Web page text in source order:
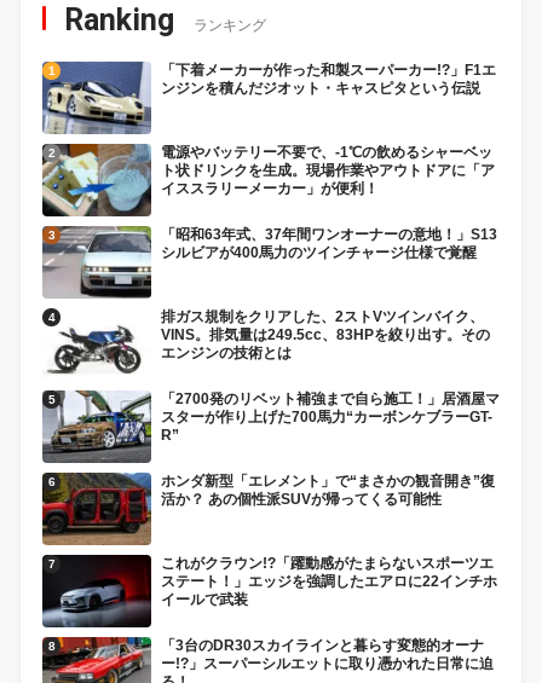
Ranking ランキング
「下着メーカーが作った和製スーパーカー!?」F1エ
ンジンを積んだジオット・キャスピタという伝説
電源やバッテリー不要で、-1℃の飲めるシャーベッ
ト状ドリンクを生成。現場作業やアウトドアに「ア
イススラリーメーカー」が便利！
「昭和63年式、37年間ワンオーナーの意地！」S13
シルビアが400馬力のツインチャージ仕様で覚醒
排ガス規制をクリアした、2ストVツインバイク、
VINS。排気量は249.5cc、83HPを絞り出す。その
エンジンの技術とは
「2700発のリベット補強まで自ら施工！」居酒屋マ
スターが作り上げた700馬力“カーボンケブラーGT-
R”
ホンダ新型「エレメント」で“まさかの観音開き”復
活か？ あの個性派SUVが帰ってくる可能性
これがクラウン!?「躍動感がたまらないスポーツエ
ステート！」エッジを強調したエアロに22インチホ
イールで武装
「3台のDR30スカイラインと暮らす変態的オーナ
ー!?」スーパーシルエットに取り憑かれた日常に迫